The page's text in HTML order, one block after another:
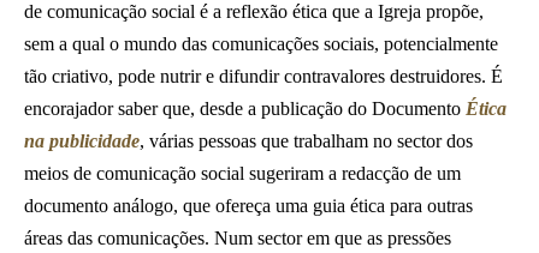
de comunicação social é a reflexão ética que a Igreja propõe,
sem a qual o mundo das comunicações sociais, potencialmente
tão criativo, pode nutrir e difundir contravalores destruidores. É
encorajador saber que, desde a publicação do Documento Ética
na publicidade, várias pessoas que trabalham no sector dos
meios de comunicação social sugeriram a redacção de um
documento análogo, que ofereça uma guia ética para outras
áreas das comunicações. Num sector em que as pressões